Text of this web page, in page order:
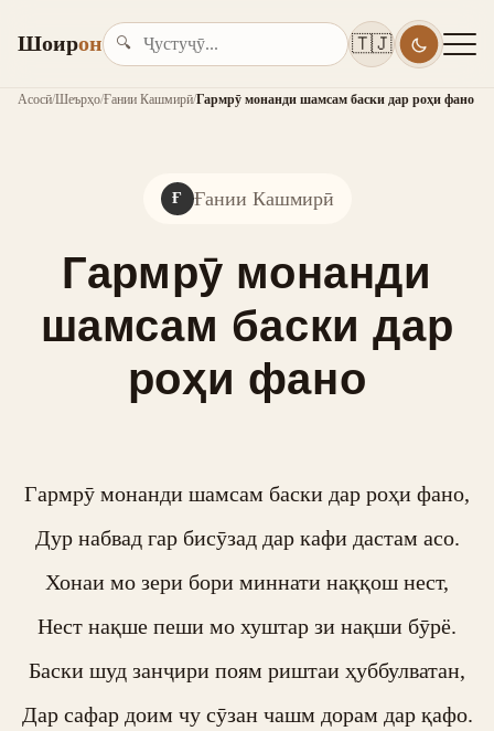
Шоирон 🔍 🇹🇯
Асосӣ/Шеърҳо/Ғании Кашмирӣ/Гармрӯ монанди шамсам баски дар роҳи фано
Ғ Ғании Кашмирӣ
Гармрӯ монанди
шамсам баски дар
роҳи фано
Гармрӯ монанди шамсам баски дар роҳи фано,
Дур набвад гар бисӯзад дар кафи дастам асо.
Хонаи мо зери бори миннати наққош нест,
Нест нақше пеши мо хуштар зи нақши бӯрё.
Баски шуд занҷири поям риштаи ҳуббулватан,
Дар сафар доим чу сӯзан чашм дорам дар қафо.